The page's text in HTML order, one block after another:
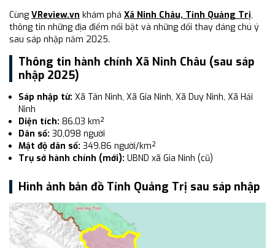
Cùng VReview.vn khám phá Xã Ninh Châu, Tỉnh Quảng Trị,
thông tin những địa điểm nổi bật và những đổi thay đáng chú ý
sau sáp nhập năm 2025.
Thông tin hành chính Xã Ninh Châu (sau sáp
nhập 2025)
Sáp nhập từ: Xã Tân Ninh, Xã Gia Ninh, Xã Duy Ninh, Xã Hải
Ninh
Diện tích: 86.03 km²
Dân số: 30,098 người
Mật độ dân số: 349.86 người/km²
Trụ sở hành chính (mới): UBND xã Gia Ninh (cũ)
Hình ảnh bản đồ Tỉnh Quảng Trị sau sáp nhập